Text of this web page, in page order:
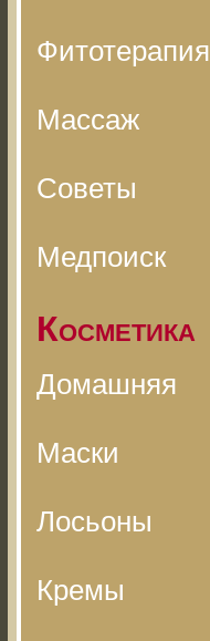
Фитотерапия
Массаж
Советы
Медпоиск
Косметика
Домашняя
Маски
Лосьоны
Кремы